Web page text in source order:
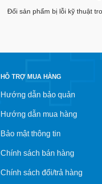
Đổi sản phẩm bị lỗi kỹ thuật
HỖ TRỢ MUA HÀNG
Hướng dẫn bảo quản
Hướng dẫn mua hàng
Bảo mật thông tin
Chính sách bán hàng
Chính sách đổi/trả hàng